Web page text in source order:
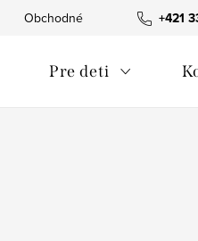
+421
Obchodné podmienky
Pre deti